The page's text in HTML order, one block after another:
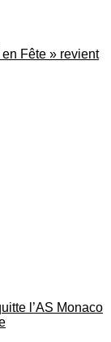
Fête » revient
l’AS Monaco